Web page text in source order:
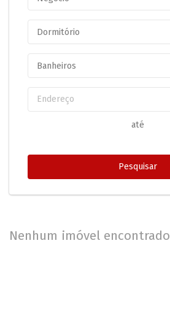
até
Nenhum imóvel encontrado